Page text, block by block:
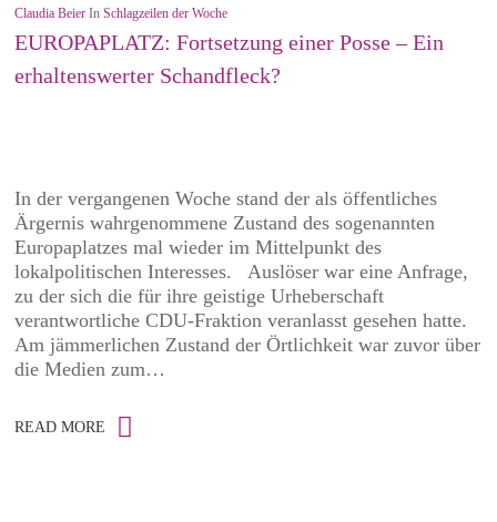
Claudia Beier InSchlagzeilen der Woche
EUROPAPLATZ: Fortsetzung einer Posse – Ein
erhaltenswerter Schandfleck?
In der vergangenen Woche stand der als öffentliches
Ärgernis wahrgenommene Zustand des sogenannten
Europaplatzes mal wieder im Mittelpunkt des
lokalpolitischen Interesses. Auslöser war eine Anfrage,
zu der sich die für ihre geistige Urheberschaft
verantwortliche CDU-Fraktion veranlasst gesehen hatte.
Am jämmerlichen Zustand der Örtlichkeit war zuvor über
die Medien zum…
READ MORE